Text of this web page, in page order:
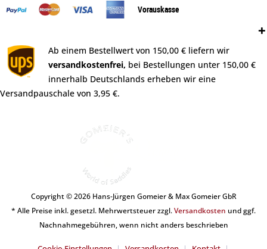
Vorauskasse
Ab einem Bestellwert von 150,00 € liefern wir
versandkostenfrei, bei Bestellungen unter 150,00 €
innerhalb Deutschlands erheben wir eine
Versandpauschale von 3,95 €.
Copyright © 2026 Hans-Jürgen Gomeier & Max Gomeier GbR
* Alle Preise inkl. gesetzl. Mehrwertsteuer zzgl.Versandkosten und ggf.
Nachnahmegebühren, wenn nicht anders beschrieben